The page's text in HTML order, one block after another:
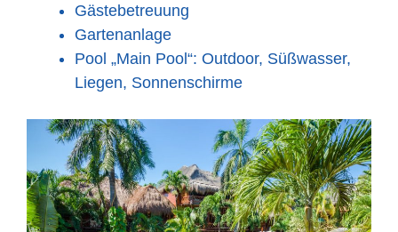
Gästebetreuung
Gartenanlage
Pool „Main Pool“: Outdoor, Süßwasser,
Liegen, Sonnenschirme